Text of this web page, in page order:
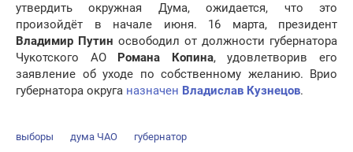
утвердить окружная Дума, ожидается, что это
произойдёт в начале июня. 16 марта, президент
Владимир Путин освободил от должности губернатора
Чукотского АО
Романа Копина, удовлетворив его
заявление об уходе по собственному желанию. Врио
губернатора округа назначен Владислав Кузнецов.
выборы дума ЧАО губернатор